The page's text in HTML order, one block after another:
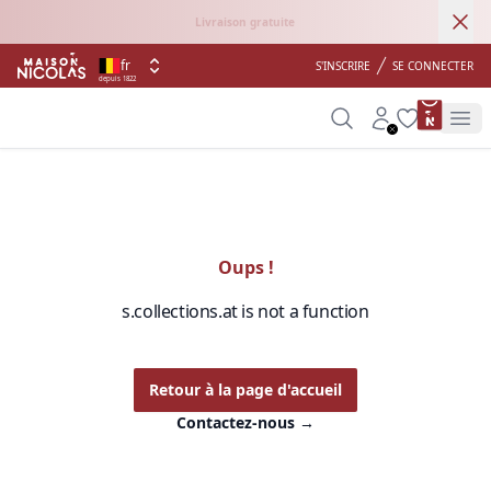
Livraison gratuite
depuis 1822
fr S'INSCRIRE SE CONNECTER
SearchAccount
Wishlist
Oups !
s.collections.at is not a function
Retour à la page d'accueil
Contactez-nous →